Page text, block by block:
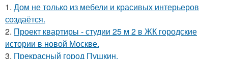
1. Дом не только из мебели и красивых интерьеров
создаётся.
2. Проект квартиры - студии 25 м 2 в ЖК городские
истории в новой Москве.
3. Прекрасный город Пушкин.